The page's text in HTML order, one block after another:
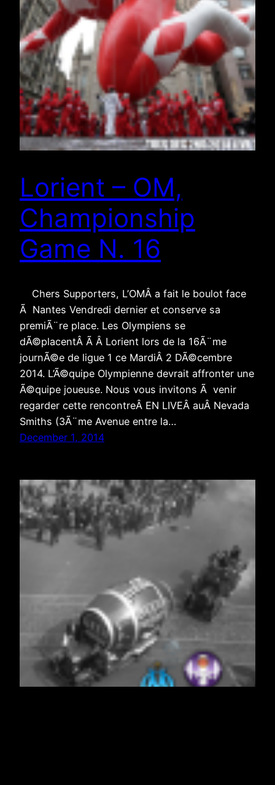
Lorient – OM,
Championship
Game N. 16
Chers Supporters, L’OMÂ a fait le boulot face
Ã Nantes Vendredi dernier et conserve sa
premiÃ¨re place. Les Olympiens se
dÃ©placentÂ Ã Â Lorient lors de la 16Ã¨me
journÃ©e de ligue 1 ce MardiÂ 2 DÃ©cembre
2014. L’Ã©quipe Olympienne devrait affronter une
Ã©quipe joueuse. Nous vous invitons Ã venir
regarder cette rencontreÂ EN LIVEÂ auÂ Nevada
Smiths (3Ã¨me Avenue entre la…
December 1, 2014